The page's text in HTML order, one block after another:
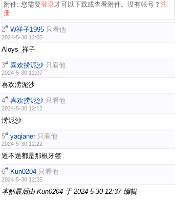
附件: 您需要登录才可以下载或查看附件。没有帐号？ 注
册
2# W祥子1995 只看他
2024-5-30 12:05
Aloys_祥子
3# 喜欢捞泥沙 只看他
2024-5-30 12:07
喜欢涝泥沙
4# 喜欢捞泥沙 只看他
2024-5-30 12:12
涝泥沙
5# yaqianer 只看他
2024-5-30 12:22
遁不遁都是那根牙签
6# Kun0204 只看他
2024-5-30 12:25
本帖最后由 Kun0204 于 2024-5-30 12:37 编辑